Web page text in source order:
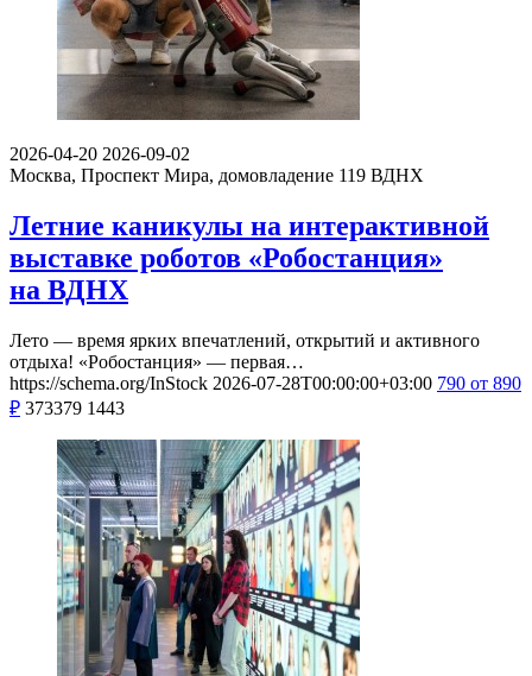
2026-04-20 2026-09-02
Москва, Проспект Мира, домовладение 119 ВДНХ
Летние каникулы на интерактивной
выставке роботов «Робостанция»
на ВДНХ
Лето — время ярких впечатлений, открытий и активного
отдыха! «Робостанция» — первая…
https://schema.org/InStock 2026-07-28T00:00:00+03:00 790 от 890
₽ 373379 1443